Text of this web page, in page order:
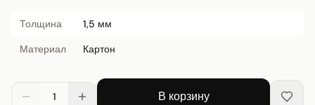
Толщина
1,5 мм
Материал
Картон
1 В корзину